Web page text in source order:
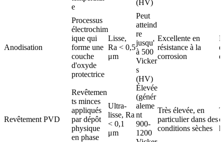
e
(HV)
Anodisation
Processus
électrochim
ique qui
forme une
couche
d'oxyde
protectrice
Lisse,
Ra < 0,5
μm
Peut
atteind
re
jusqu'
à 500
Vicker
s
(HV)
Excellente en
résistance à la
corrosion
Revêtement PVD
Revêtemen
ts minces
appliqués
par dépôt
physique
en phase
Ultra-
lisse, Ra
< 0,1
μm
Élevée
(génér
aleme
nt
900-
1200
Très élevée, en
particulier dans des
conditions sèches